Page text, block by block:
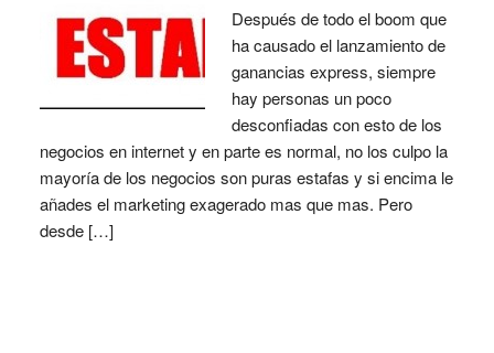
Después de todo el boom que
ha causado el lanzamiento de
ganancias express, siempre
hay personas un poco
desconfiadas con esto de los
negocios en internet y en parte es normal, no los culpo la
mayoría de los negocios son puras estafas y si encima le
añades el marketing exagerado mas que mas. Pero
desde […]